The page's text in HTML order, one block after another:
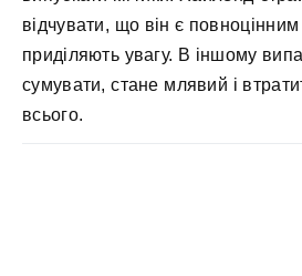
відчувати, що він є
приділяють увагу. В іншому
сумувати, стане млявий і
всього.